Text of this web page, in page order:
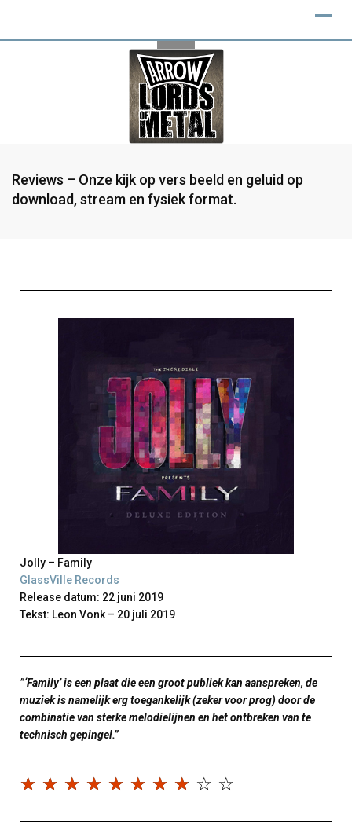
Reviews – Onze kijk op vers beeld en geluid op
download, stream en fysiek format.
Jolly – Family
GlassVille Records
Release datum: 22 juni 2019
Tekst: Leon Vonk – 20 juli 2019
”‘Family’ is een plaat die een groot publiek kan aanspreken, de
muziek is namelijk erg toegankelijk (zeker voor prog) door de
combinatie van sterke melodielijnen en het ontbreken van te
technisch gepingel.”
☆ ☆ ☆ ☆ ☆ ☆ ☆ ☆ ☆ ☆